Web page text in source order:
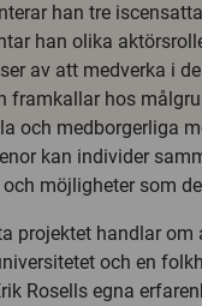
han tre
han olika
av att medverka i
framkallar hos
och medborgerliga
kan individer
möjligheter som
projektet handlar
och en
Rosells egna